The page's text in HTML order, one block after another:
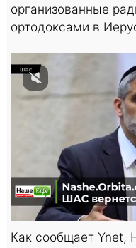
организованные
ортодоксами в
Как сообщает Ynet,